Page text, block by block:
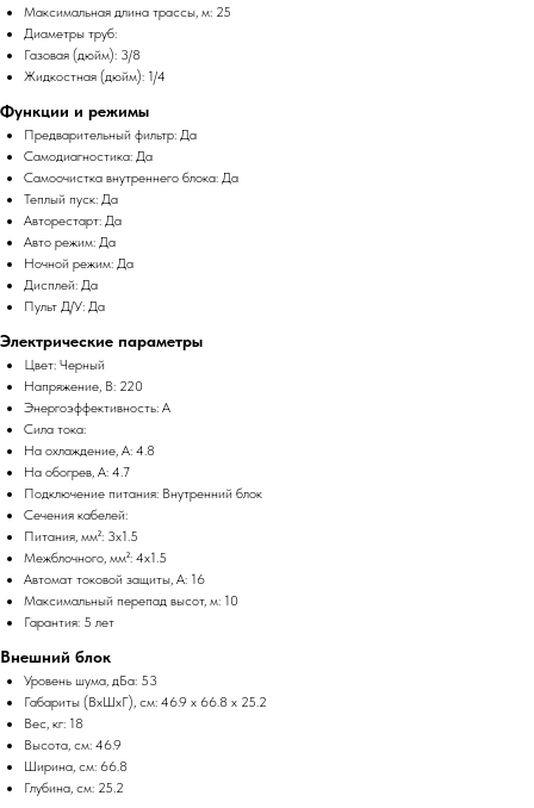
Максимальная длина трассы, м: 25
Диаметры труб:
Газовая (дюйм): 3/8
Жидкостная (дюйм): 1/4
Функции и режимы
Предварительный фильтр: Да
Самодиагностика: Да
Самоочистка внутреннего блока: Да
Теплый пуск: Да
Авторестарт: Да
Авто режим: Да
Ночной режим: Да
Дисплей: Да
Пульт Д/У: Да
Электрические параметры
Цвет: Черный
Напряжение, В: 220
Энергоэффективность: A
Сила тока:
На охлаждение, А: 4.8
На обогрев, А: 4.7
Подключение питания: Внутренний блок
Сечения кабелей:
Питания, мм²: 3x1.5
Межблочного, мм²: 4x1.5
Автомат токовой защиты, А: 16
Максимальный перепад высот, м: 10
Гарантия: 5 лет
Внешний блок
Уровень шума, дБа: 53
Габариты (ВхШхГ), см: 46.9 x 66.8 x 25.2
Вес, кг: 18
Высота, см: 46.9
Ширина, см: 66.8
Глубина, см: 25.2